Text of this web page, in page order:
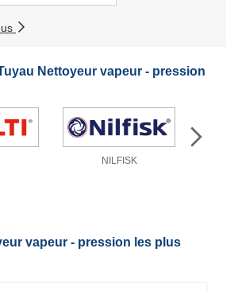
Nettoyeur vapeur - pression
NILFISK
vapeur - pression les plus